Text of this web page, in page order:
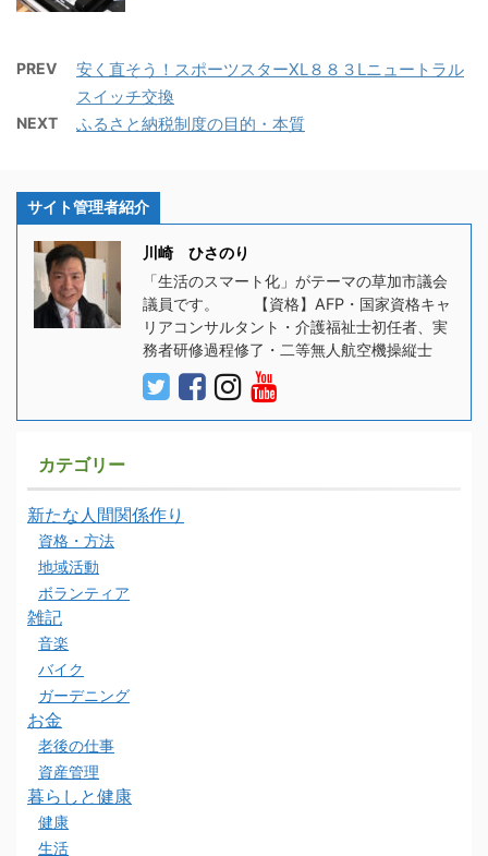
PREV
安く直そう！スポーツスターXL８８３Lニュートラル
スイッチ交換
NEXT ふるさと納税制度の目的・本質
サイト管理者紹介
川崎 ひさのり
「生活のスマート化」がテーマの草加市議会
議員です。 【資格】AFP・国家資格キャ
リアコンサルタント・介護福祉士初任者、実
務者研修過程修了・二等無人航空機操縦士
カテゴリー
新たな人間関係作り
資格・方法
地域活動
ボランティア
雑記
音楽
バイク
ガーデニング
お金
老後の仕事
資産管理
暮らしと健康
健康
生活